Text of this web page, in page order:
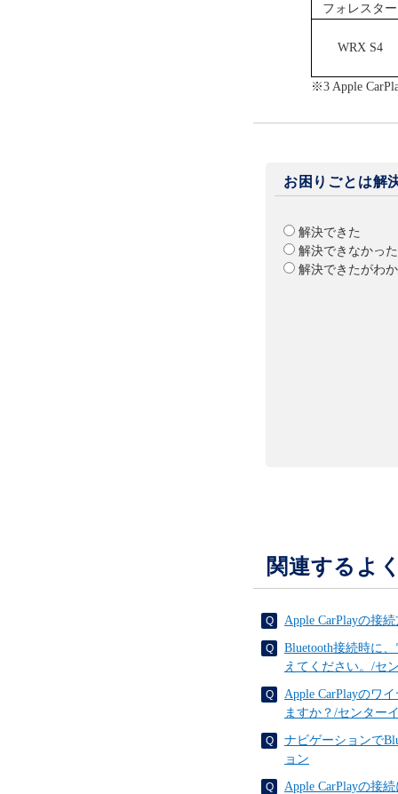
フォレスター
WRX S4
※3 Apple
お困りごとは解
解決できた
解決できなかった
解決できたがわ
関連するよ
Apple CarPlayの接
Bluetooth接続時に
えてください。/セ
Apple CarPlayのワ
ますか？/センター
ナビゲーションで
ョン
Apple CarPlayの接